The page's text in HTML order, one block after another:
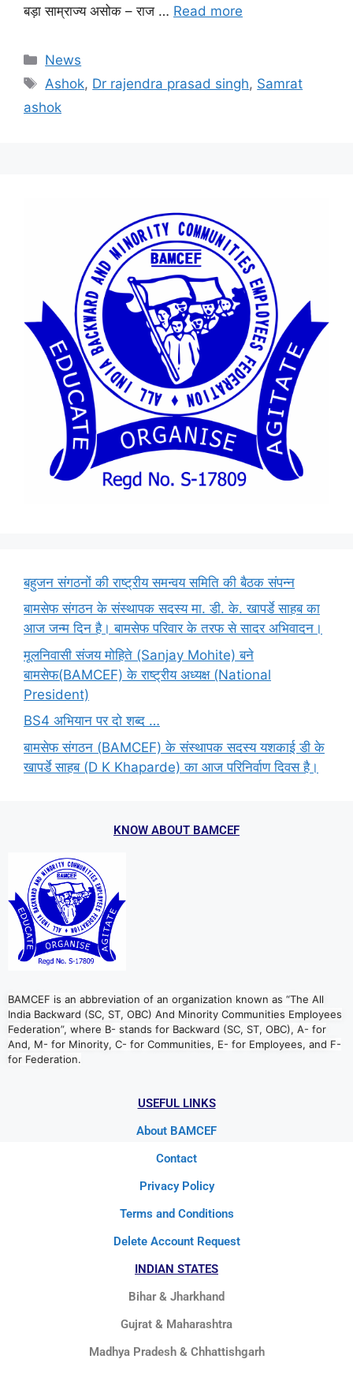
बड़ा साम्राज्य असोक – राज … Read more
News
Ashok, Dr rajendra prasad singh, Samrat
ashok
बहुजन संगठनों की राष्ट्रीय समन्वय समिति की बैठक संपन्न
बामसेफ संगठन के संस्थापक सदस्य मा. डी. के. खापर्डे साहब का
आज जन्म दिन है। बामसेफ परिवार के तरफ से सादर अभिवादन।
मूलनिवासी संजय मोहिते (Sanjay Mohite) बने
बामसेफ(BAMCEF) के राष्ट्रीय अध्यक्ष (National
President)
BS4 अभियान पर दो शब्द …
बामसेफ संगठन (BAMCEF) के संस्थापक सदस्य यशकाई डी के
खापर्डे साहब (D K Khaparde) का आज परिनिर्वाण दिवस है।
KNOW ABOUT BAMCEF
BAMCEF is an abbreviation of an organization known as “The All
India Backward (SC, ST, OBC) And Minority Communities Employees
Federation”, where B- stands for Backward (SC, ST, OBC), A- for
And, M- for Minority, C- for Communities, E- for Employees, and F-
for Federation.
USEFUL LINKS
About BAMCEF
Contact
Privacy Policy
Terms and Conditions
Delete Account Request
INDIAN STATES
Bihar & Jharkhand
Gujrat & Maharashtra
Madhya Pradesh & Chhattishgarh